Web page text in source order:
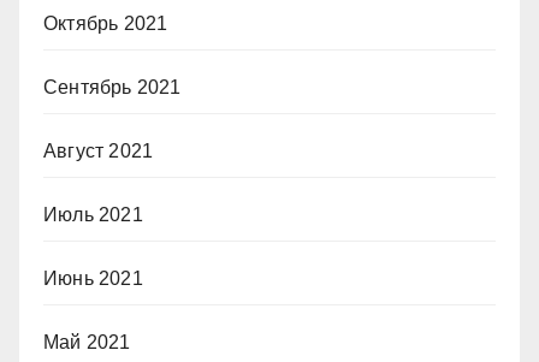
Октябрь 2021
Сентябрь 2021
Август 2021
Июль 2021
Июнь 2021
Май 2021